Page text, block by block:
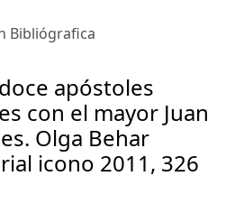
Bibliógrafica
apóstoles
con el mayor Juan
Olga Behar
icono 2011, 326